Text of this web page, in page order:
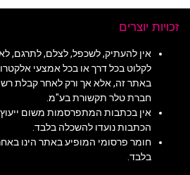
זכויות יוצרים
אין להעתיק, לשכפל, לצלם, לתרגם,
לקלוט בכל דרך או בכל אמצעי
באתר זה, אלא אך ורק לאחר קבלת
חברת טלר תקשורת בע"מ.
אין בכתבות המתפרסמות משום ייעוץ
הכתבות נועדו להשכלה בלבד.
חומר פרסומי המופיע באתר הינו
בלבד.